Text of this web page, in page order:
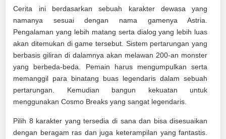
Cerita ini berdasarkan sebuah karakter dewasa yang
namanya sesuai dengan nama gamenya Astria.
Pengalaman yang lebih matang serta dialog yang lebih luas
akan ditemukan di game tersebut. Sistem pertarungan yang
berbasis giliran di dalamnya akan melawan 200-an monster
yang berbeda-beda. Pemain harus mengumpulkan serta
memanggil para binatang buas legendaris dalam sebuah
pertarungan. Kemudian bangun kekuatan untuk
menggunakan Cosmo Breaks yang sangat legendaris.
Pilih 8 karakter yang tersedia di sana dan bisa disesuaikan
dengan beragam ras dan juga keterampilan yang fantastis.